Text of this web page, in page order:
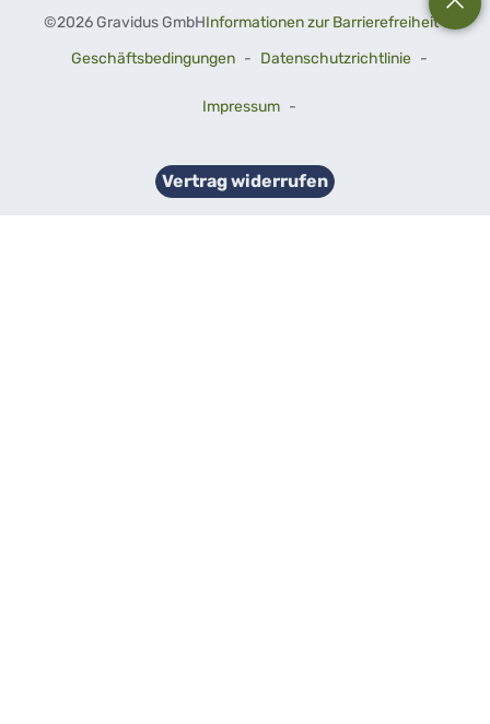
©2026 Gravidus GmbHInformationen zur Barrierefreiheit-
Geschäftsbedingungen - Datenschutzrichtlinie -
Impressum -
Vertrag widerrufen